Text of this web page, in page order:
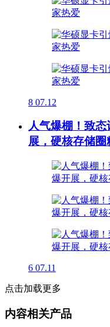
8 07.12
人气爆棚！致
展，硬核存储圈
6 07.11
点击加载更多
内容相关产品